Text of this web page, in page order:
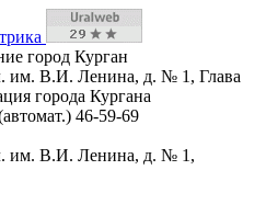
город Курган
им. В.И. Ленина, д. № 1, Глава
города Кургана
46-59-69
им. В.И. Ленина, д. № 1,